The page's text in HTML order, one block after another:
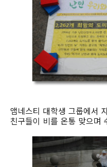
앰네스티 대학생 그룹에서
친구들이 비를 온통 맞으며